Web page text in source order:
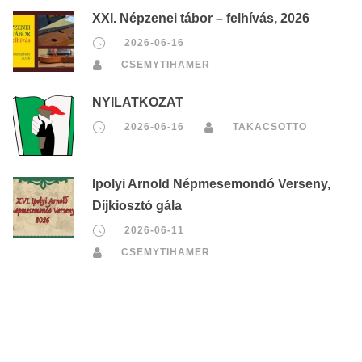
XXI. Népzenei tábor – felhívás, 2026
2026-06-16
CSEMYTIHAMER
NYILATKOZAT
2026-06-16 TAKACSOTTO
Ipolyi Arnold Népmesemondó Verseny,
Díjkiosztó gála
2026-06-11
CSEMYTIHAMER